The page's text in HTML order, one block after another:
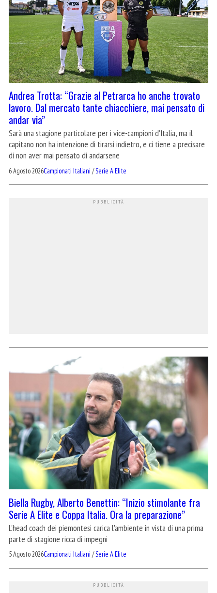
Andrea Trotta: “Grazie al Petrarca ho anche trovato
lavoro. Dal mercato tante chiacchiere, mai pensato di
andar via”
Sarà una stagione particolare per i vice-campioni d'Italia, ma il
capitano non ha intenzione di tirarsi indietro, e ci tiene a precisare
di non aver mai pensato di andarsene
6 Agosto 2026Campionati Italiani /Serie A Elite
Biella Rugby, Alberto Benettin: “Inizio stimolante fra
Serie A Elite e Coppa Italia. Ora la preparazione”
L'head coach dei piemontesi carica l'ambiente in vista di una prima
parte di stagione ricca di impegni
5 Agosto 2026Campionati Italiani /Serie A Elite